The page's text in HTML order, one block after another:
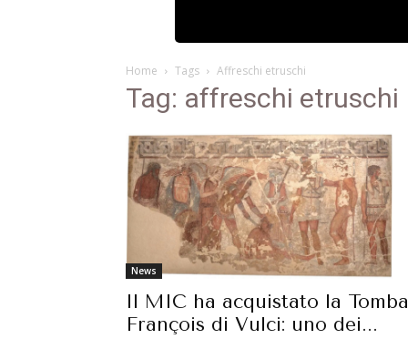
Home Tags Affreschi etruschi
Tag: affreschi etruschi
News
Il MIC ha acquistato la Tomba
François di Vulci: uno dei...